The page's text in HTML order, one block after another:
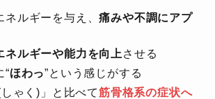
ネルギーを与え、痛みや不調にアプ
ネルギーや能力を向上 させる
“ほわっ”という感じがする
しゃく)」と比べて筋骨格系の症状へ